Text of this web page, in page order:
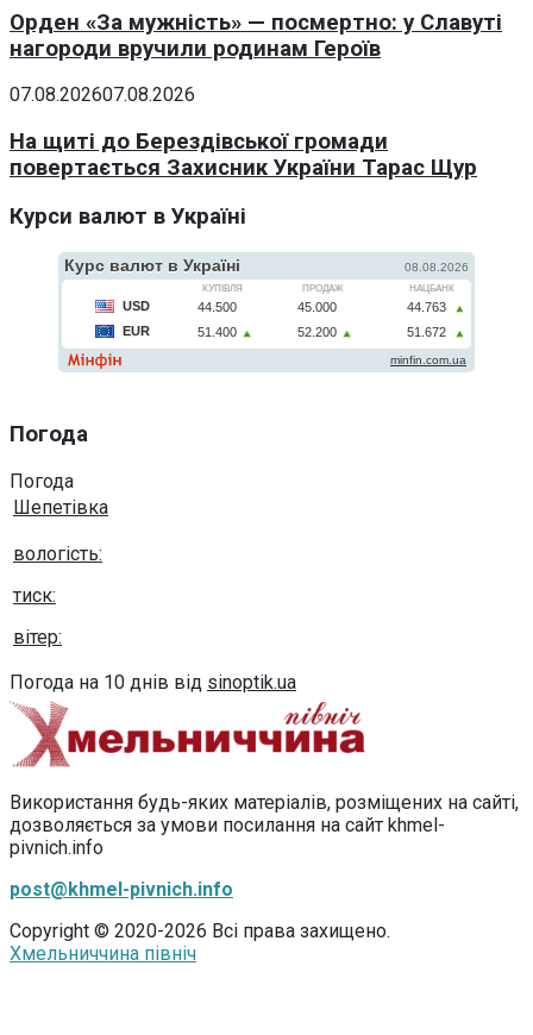
Орден «За мужність» — посмертно: у Славуті
нагороди вручили родинам Героїв
07.08.202607.08.2026
На щиті до Берездівської громади
повертається Захисник України Тарас Щур
Курси валют в Україні
Погода
Погода
Шепетівка
вологість:
тиск:
вітер:
Погода на 10 днів від sinoptik.ua
Використання будь-яких матеріалів, розміщених на сайті,
дозволяється за умови посилання на сайт khmel-
pivnich.info
post@khmel-pivnich.info
Copyright © 2020-2026 Всі права захищено.
Хмельниччина північ